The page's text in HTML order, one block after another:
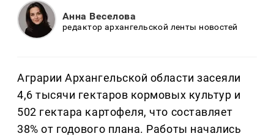
Анна Веселова
редактор архангельской ленты новостей
Аграрии Архангельской области засеяли
4,6 тысячи гектаров кормовых культур и
502 гектара картофеля, что составляет
38% от годового плана. Работы начались